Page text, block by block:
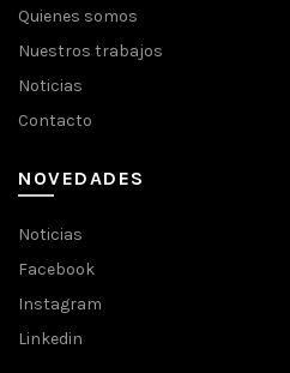
Quienes somos
Nuestros trabajos
Noticias
Contacto
NOVEDADES
Noticias
Facebook
Instagram
Linkedin